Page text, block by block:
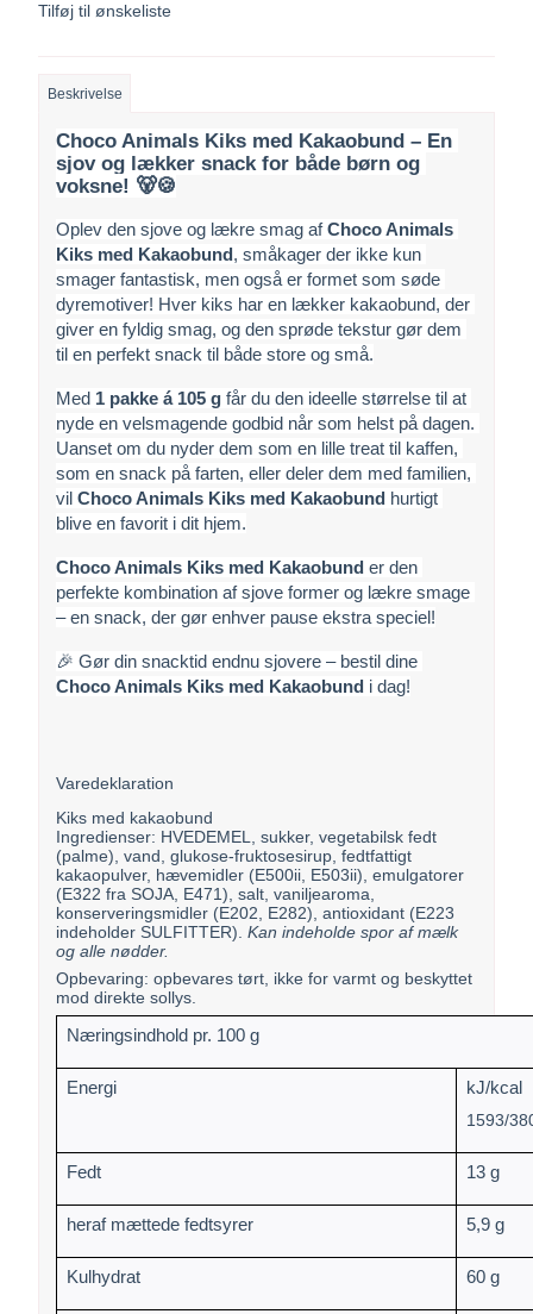
Tilføj til ønskeliste
Beskrivelse
Choco Animals Kiks med Kakaobund – En
sjov og lækker snack for både børn og
voksne! 🐻🍪
Oplev den sjove og lækre smag af Choco Animals
Kiks med Kakaobund, småkager der ikke kun
smager fantastisk, men også er formet som søde
dyremotiver! Hver kiks har en lækker kakaobund, der
giver en fyldig smag, og den sprøde tekstur gør dem
til en perfekt snack til både store og små.
Med 1 pakke á 105 g får du den ideelle størrelse til at
nyde en velsmagende godbid når som helst på dagen.
Uanset om du nyder dem som en lille treat til kaffen,
som en snack på farten, eller deler dem med familien,
vil Choco Animals Kiks med Kakaobund hurtigt
blive en favorit i dit hjem.
Choco Animals Kiks med Kakaobund er den
perfekte kombination af sjove former og lækre smage
– en snack, der gør enhver pause ekstra speciel!
Choco Animals Kiks med Kakaobund i dag!
Varedeklaration
Kiks med kakaobund
Ingredienser: HVEDEMEL, sukker, vegetabilsk fedt
(palme), vand, glukose-fruktosesirup, fedtfattigt
kakaopulver, hævemidler (E500ii, E503ii), emulgatorer
(E322 fra SOJA, E471), salt, vaniljearoma,
konserveringsmidler (E202, E282), antioxidant (E223
indeholder SULFITTER).Kan indeholde spor af mælk
og alle nødder.
Opbevaring: opbevares tørt, ikke for varmt og beskyttet
mod direkte sollys.
Næringsindhold pr. 100 g
Energi
kJ/kcal
1593/
Fedt 13 g
heraf mættede fedtsyrer 5,9 g
Kulhydrat 60 g